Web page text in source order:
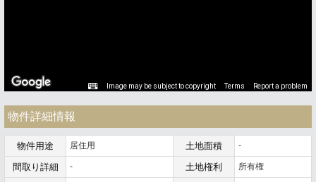
Image may be subject to copyright Terms Report a problem
物件詳細情報
物件用途 居住用 土地面積 -
間取り詳細 - 土地権利 所有権